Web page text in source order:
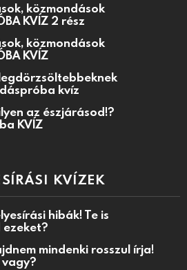
közmondások
KVÍZ 2 rész
közmondások
KVÍZ
kvíz
az észjárásod!?
KVÍZ
KVÍZEK
hibák! Te is
mindenki rosszul írja!